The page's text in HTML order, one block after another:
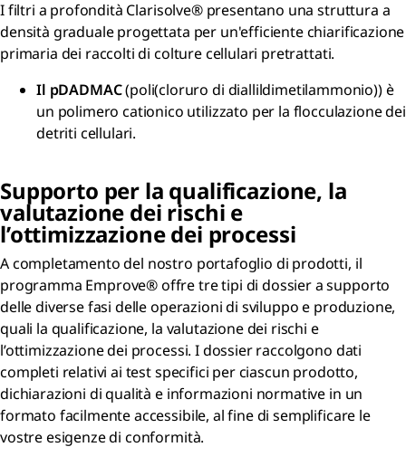
I filtri a profondità Clarisolve® presentano una struttura a
densità graduale progettata per un'efficiente chiarificazione
primaria dei raccolti di colture cellulari pretrattati.
Il pDADMAC(poli(cloruro di diallildimetilammonio)) è
un polimero cationico utilizzato per la flocculazione dei
detriti cellulari.
Supporto per la qualificazione, la
valutazione dei rischi e
l’ottimizzazione dei processi
A completamento del nostro portafoglio di prodotti, il
programma Emprove® offre tre tipi di dossier a supporto
delle diverse fasi delle operazioni di sviluppo e produzione,
quali la qualificazione, la valutazione dei rischi e
l’ottimizzazione dei processi. I dossier raccolgono dati
completi relativi ai test specifici per ciascun prodotto,
dichiarazioni di qualità e informazioni normative in un
formato facilmente accessibile, al fine di semplificare le
vostre esigenze di conformità.